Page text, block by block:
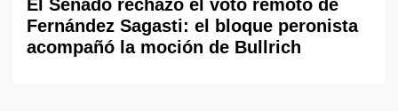
El Senado rechazó el voto remoto de
Fernández Sagasti: el bloque peronista
acompañó la moción de Bullrich